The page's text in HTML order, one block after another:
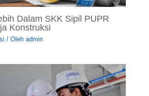
Dalam SKK Sipil PUPR
Konstruksi
/ Olehadmin